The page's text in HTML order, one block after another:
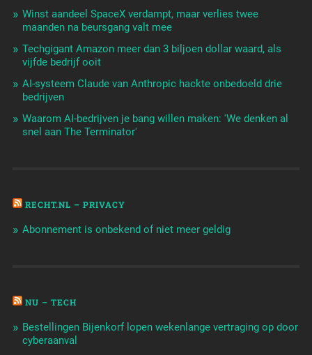
Winst aandeel SpaceX verdampt, maar verlies twee
maanden na beursgang valt mee
Techgigant Amazon meer dan 3 biljoen dollar waard, als
vijfde bedrijf ooit
AI-systeem Claude van Anthropic hackte onbedoeld drie
bedrijven
Waarom AI-bedrijven je bang willen maken: 'We denken al
snel aan The Terminator'
RECHT.NL – PRIVACY
Abonnement is onbekend of niet meer geldig
NU – TECH
Bestellingen Bijenkorf lopen wekenlange vertraging op door
cyberaanval